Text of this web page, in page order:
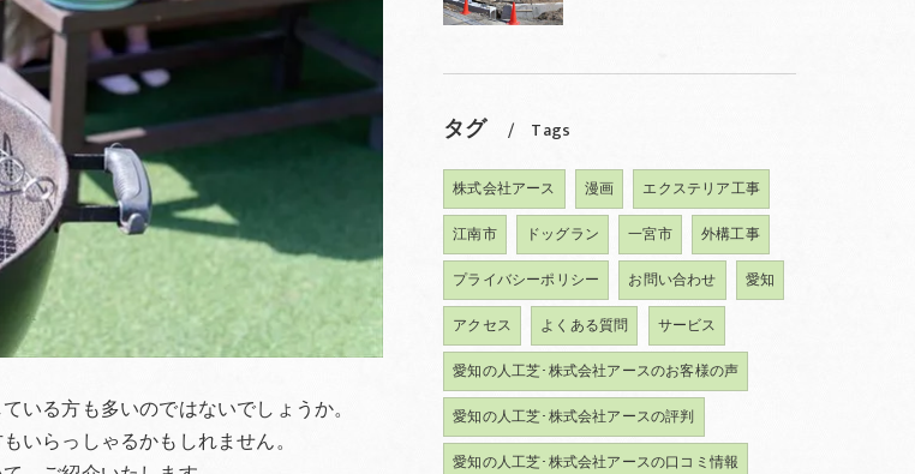
いる方も多いのではないでしょうか。
いらっしゃるかもしれません。
タグ Tags
株式会社アース 漫画
エクステリア工事
江南市
ドッグラン 一宮市
外構工事
プライバシーポリシー
お問い合わせ
愛知
アクセス
よくある質問
サービス
愛知の人工芝･株式会社アースのお客様の声
愛知の人工芝･株式会社アースの評判
愛知の人工芝･株式会社アースの口コミ情報